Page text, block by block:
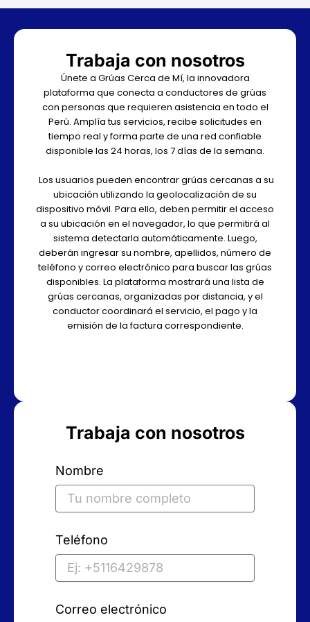
Trabaja con nosotros
Únete a Grúas Cerca de Mí, la innovadora
plataforma que conecta a conductores de grúas
con personas que requieren asistencia en todo el
Perú. Amplía tus servicios, recibe solicitudes en
tiempo real y forma parte de una red confiable
disponible las 24 horas, los 7 días de la semana.
Los usuarios pueden encontrar grúas cercanas a su
ubicación utilizando la geolocalización de su
dispositivo móvil. Para ello, deben permitir el acceso
a su ubicación en el navegador, lo que permitirá al
sistema detectarla automáticamente. Luego,
deberán ingresar su nombre, apellidos, número de
teléfono y correo electrónico para buscar las grúas
disponibles. La plataforma mostrará una lista de
grúas cercanas, organizadas por distancia, y el
conductor coordinará el servicio, el pago y la
emisión de la factura correspondiente.
Trabaja con nosotros
Nombre
Teléfono
Correo electrónico